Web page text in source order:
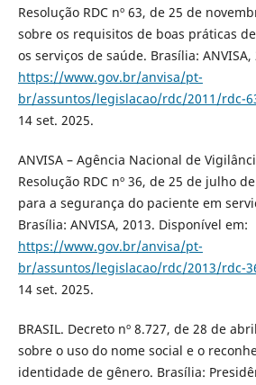
Resolução RDC nº 63, de 25 de
sobre os requisitos de boas práticas
os serviços de saúde. Brasília:
https://www.gov.br/anvisa/pt-
br/assuntos/legislacao/rdc/2011/rdc-
14 set. 2025.
ANVISA – Agência Nacional de
Resolução RDC nº 36, de 25 de julho
para a segurança do paciente em
Brasília: ANVISA, 2013. Disponível em:
https://www.gov.br/anvisa/pt-
br/assuntos/legislacao/rdc/2013/rdc-
14 set. 2025.
BRASIL. Decreto nº 8.727, de 28 de
sobre o uso do nome social e o
identidade de gênero. Brasília: